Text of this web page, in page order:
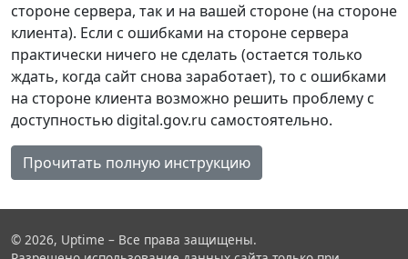
стороне сервера, так и на вашей стороне (на стороне
клиента). Если с ошибками на стороне сервера
практически ничего не сделать (остается только
ждать, когда сайт снова заработает), то с ошибками
на стороне клиента возможно решить проблему с
доступностью digital.gov.ru самостоятельно.
Прочитать полную инструкцию
© 2026, Uptime – Все права защищены.